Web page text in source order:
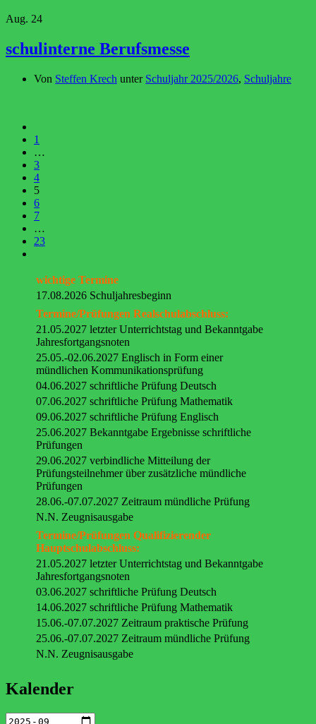
Aug. 24
schulinterne Berufsmesse
Von Steffen Krech unter Schuljahr 2025/2026, Schuljahre
1
…
3
4
5
6
7
…
23
wichtige Termine
17.08.2026 Schuljahresbeginn
Termine/Prüfungen Realschulabschluss:
21.05.2027 letzter Unterrichtstag und Bekanntgabe
Jahresfortgangsnoten
25.05.-02.06.2027 Englisch in Form einer
mündlichen Kommunikationsprüfung
04.06.2027 schriftliche Prüfung Deutsch
07.06.2027 schriftliche Prüfung Mathematik
09.06.2027 schriftliche Prüfung Englisch
25.06.2027 Bekanntgabe Ergebnisse schriftliche
Prüfungen
29.06.2027 verbindliche Mitteilung der
Prüfungsteilnehmer über zusätzliche mündliche
Prüfungen
28.06.-07.07.2027 Zeitraum mündliche Prüfung
N.N. Zeugnisausgabe
Termine/Prüfungen Qualifizierender
Hauptschulabschluss:
21.05.2027 letzter Unterrichtstag und Bekanntgabe
Jahresfortgangsnoten
03.06.2027 schriftliche Prüfung Deutsch
14.06.2027 schriftliche Prüfung Mathematik
15.06.-07.07.2027 Zeitraum praktische Prüfung
25.06.-07.07.2027 Zeitraum mündliche Prüfung
N.N. Zeugnisausgabe
Kalender